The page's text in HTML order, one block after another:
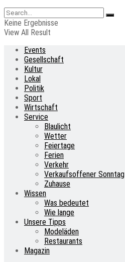
Keine Ergebnisse
View All Result
Events
Gesellschaft
Kultur
Lokal
Politik
Sport
Wirtschaft
Service
Blaulicht
Wetter
Feiertage
Ferien
Verkehr
Verkaufsoffener Sonntag
Zuhause
Wissen
Was bedeutet
Wie lange
Unsere Tipps
Modeläden
Restaurants
Magazin